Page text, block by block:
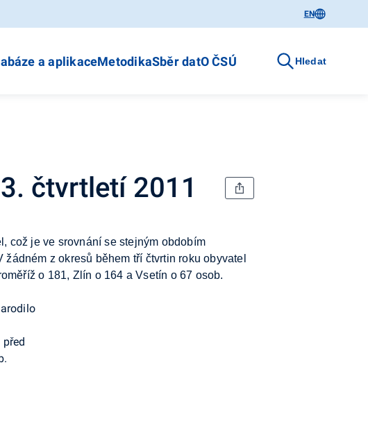
EN
a aplikaceMetodikaSběr datO ČSÚ Hledat
čtvrtletí 2011
což je ve srovnání se stejným obdobím
žádném z okresů během tří čtvrtin roku obyvatel
o 181, Zlín o 164 a Vsetín o 67 osob.